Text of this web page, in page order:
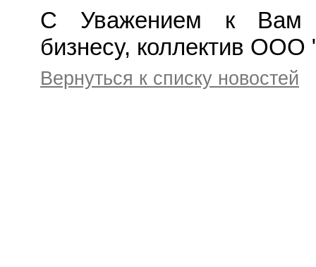
С Уважением к
бизнесу, коллектив ООО
Вернуться к списку новостей